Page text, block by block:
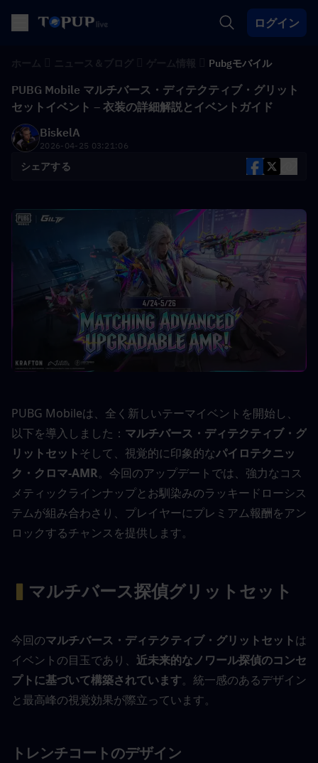
ログイン
Pubgモバイル
PUBG Mobile マルチバース・ディテクティブ・グリット
セットイベント – 衣装の詳細解説とイベントガイド
BiskelA
2026-04-25 03:21:06
シェアする
PUBG Mobileは、全く新しいテーマイベントを開始し、
以下を導入しました： マルチバース・ディテクティブ・グ
リットセットそして、視覚的に印象的なパイロテクニッ
ク・クロマ-AMR。今回のアップデートでは、強力なコス
メティックラインナップとお馴染みのラッキードローシス
テムが組み合わさり、プレイヤーにプレミアム報酬をアン
ロックするチャンスを提供します。
▍ マルチバース探偵グリットセット
今回のマルチバース・ディテクティブ・グリットセットは
イベントの目玉であり、 近未来的なノワール探偵のコンセ
プトに基づいて構築されています。統一感のあるデザイン
と最高峰の視覚効果が際立っています。
トレンチコートのデザイン